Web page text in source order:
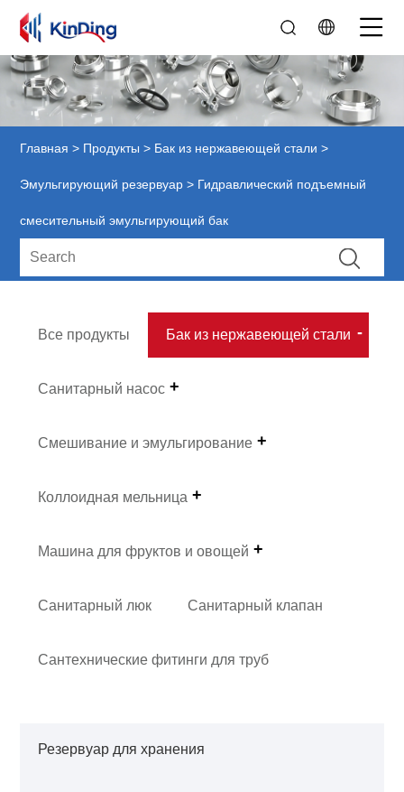
Главная > Продукты > Бак из нержавеющей стали >
Эмульгирующий резервуар > Гидравлический подъемный
смесительный эмульгирующий бак
Все продукты Бак из нержавеющей стали
Санитарный насос
Смешивание и эмульгирование
Коллоидная мельница
Машина для фруктов и овощей
Санитарный люк Санитарный клапан
Сантехнические фитинги для труб
Резервуар для хранения